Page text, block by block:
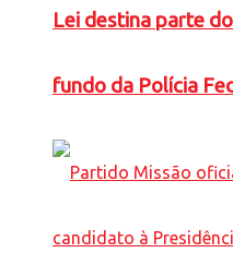
Lei destina parte
fundo da Polícia